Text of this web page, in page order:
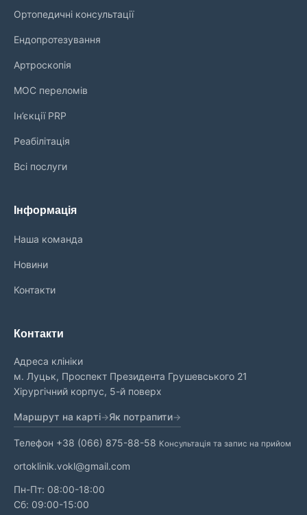
Ортопедичні консультації
Ендопротезування
Артроскопія
МОС переломів
Ін’єкції PRP
Реабілітація
Всі послуги
Інформація
Наша команда
Новини
Контакти
Контакти
Адреса клініки
м. Луцьк, Проспект Президента Грушевського 21
Хірургічний корпус, 5-й поверх
Маршрут на карті Як потрапити
Телефон +38 (066) 875-88-58 Консультація та запис на прийом
ortoklinik.vokl@gmail.com
Пн-Пт: 08:00-18:00
Сб: 09:00-15:00